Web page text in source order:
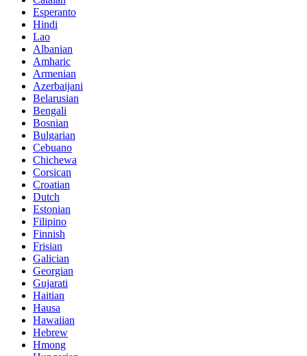
Esperanto
Hindi
Lao
Albanian
Amharic
Armenian
Azerbaijani
Belarusian
Bengali
Bosnian
Bulgarian
Cebuano
Chichewa
Corsican
Croatian
Dutch
Estonian
Filipino
Finnish
Frisian
Galician
Georgian
Gujarati
Haitian
Hausa
Hawaiian
Hebrew
Hmong